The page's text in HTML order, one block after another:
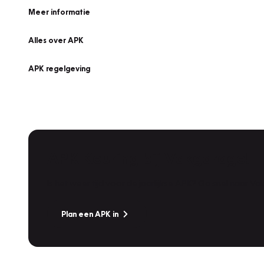
Meer informatie
Alles over APK
APK regelgeving
Plan een APK in